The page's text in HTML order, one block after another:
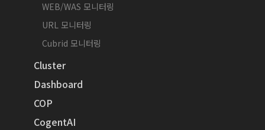
WEB/WAS 모니터링
URL 모니터링
Cubrid 모니터링
Cluster
Dashboard
COP
CogentAI